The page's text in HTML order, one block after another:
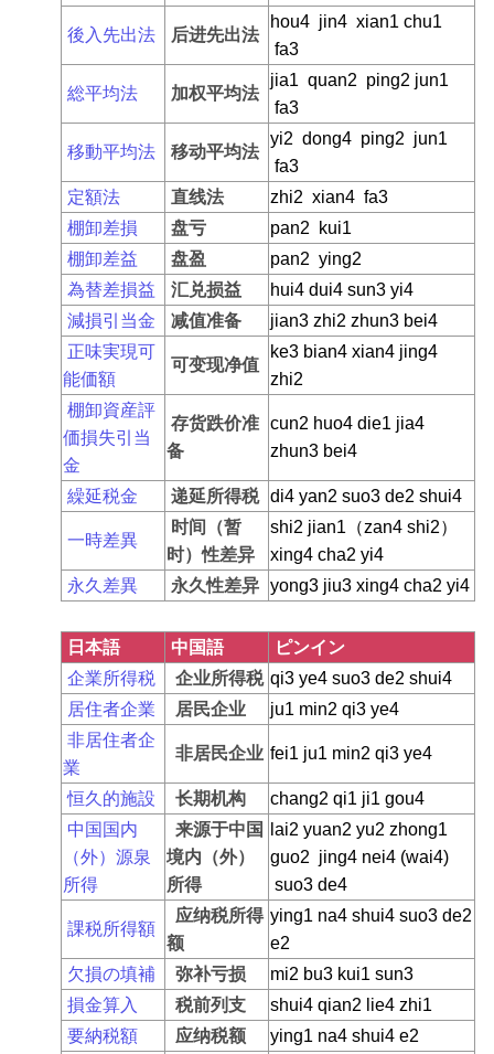
後入先出法 后进先出法
hou4 jin4 xian1 chu1
fa3
総平均法 加权平均法
jia1 quan2 ping2 jun1
fa3
移動平均法 移动平均法
yi2 dong4 ping2 jun1
fa3
定額法
直线法
zhi2 xian4 fa3
棚卸差損
盘亏
pan2 kui1
棚卸差益
盘盈
pan2 ying2
為替差損益
汇兑损益
hui4 dui4 sun3 yi4
減損引当金
减值准备
jian3 zhi2 zhun3 bei4
正味実現可
能価額
可变现净值
ke3 bian4 xian4 jing4
zhi2
棚卸資産評
価損失引当
金
存货跌价准
备
cun2 huo4 die1 jia4
zhun3 bei4
繰延税金 递延所得税 di4 yan2 suo3 de2 shui4
一時差異
时间（暂
时）性差异
shi2 jian1（zan4 shi2）
xing4 cha2 yi4
永久差異
永久性差异 yong3 jiu3 xing4 cha2 yi4
日本語 中国語
ピンイン
企業所得税
企业所得税 qi3 ye4 suo3 de2 shui4
居住者企業
居民企业
ju1 min2 qi3 ye4
非居住者企
業
非居民企业 fei1 ju1 min2 qi3 ye4
恒久的施設 长期机构
chang2 qi1 ji1 gou4
中国国内
（外）源泉
所得
来源于中国
境内（外）
所得
lai2 yuan2 yu2 zhong1
guo2 jing4 nei4 (wai4)
suo3 de4
課税所得額
应纳税所得
额
ying1 na4 shui4 suo3 de2
e2
欠損の填補
弥补亏损
mi2 bu3 kui1 sun3
損金算入
税前列支
shui4 qian2 lie4 zhi1
要納税額
应纳税额
ying1 na4 shui4 e2